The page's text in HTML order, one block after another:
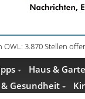
3.870 Stellen
Haus &
Gesundheit